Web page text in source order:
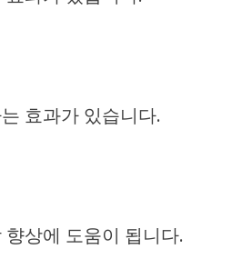
효과가 있습니다.
상에 도움이 됩니다.